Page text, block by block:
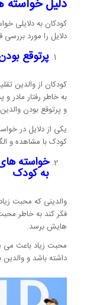
دلیل
کودکان به دلایلی
دلایل را مورد
پرتوقع
کودکان از والدین
به خاطر رفتار
و پرتوقع بودن
یکی از دلایل در
کودک با مشاهده و
خواسته
به کودک
والدینی که محبت
فکر کند به خاطر
هایش برسد.
محبت زیاد باعث
داشته باشد و